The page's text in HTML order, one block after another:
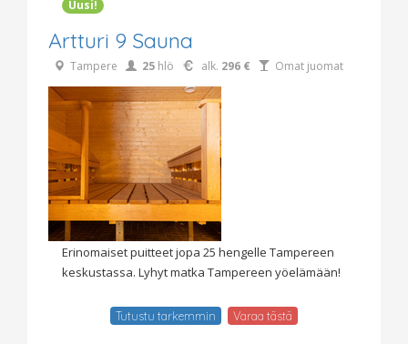
Uusi!
Artturi 9 Sauna
Tampere 25 hlö alk. 296 € Omat juomat
Erinomaiset puitteet jopa 25 hengelle Tampereen
keskustassa. Lyhyt matka Tampereen yöelämään!
Tutustu tarkemmin Varaa tästä